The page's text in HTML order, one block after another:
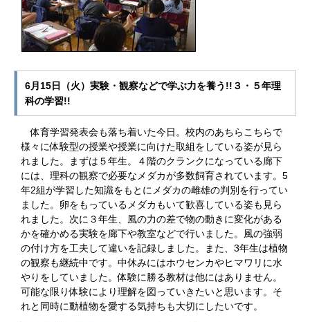
6月15日（火）実験・観察などで学ぶ力を養う!!３・５年理
科の学習!!
体育学習発表会も落ち着いた今日。校内のあちらこちらで
様々に体験型の授業や授業に向けた取組をしている姿が見ら
れました。まずは５年生。４階のクランクになっている廊下
には、理科の観察で必要なメダカが多数飼育されています。5
年2組が学習した知識をもとにメダカの雌雄の判別を行ってい
ました。卵をもっているメダカもいて歓喜している姿も見ら
れました。次に３年生、風の力の差で物の動きに変化がある
かを確かめる実験を廊下や教室などで行いました。風の強弱
の付け方を工夫して違いを記録しました。また、3年生は植物
の観察も継続中です。中休みにはホウセンカやヒマワリに水
やりをしていました。体験に勝る教材は他にはありません。
可能な限り体験により理解を図っていきたいと思います。そ
れと同時に動植物を愛する気持ちも大切にしたいです。